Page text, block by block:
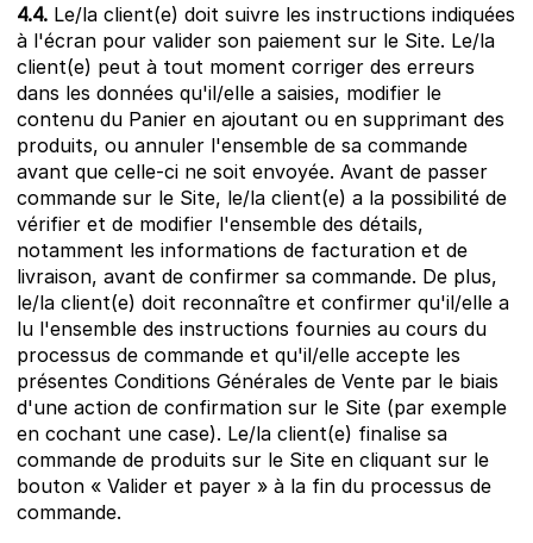
4.4. Le/la client(e) doit suivre les instructions indiquées
à l'écran pour valider son paiement sur le Site. Le/la
client(e) peut à tout moment corriger des erreurs
dans les données qu'il/elle a saisies, modifier le
contenu du Panier en ajoutant ou en supprimant des
produits, ou annuler l'ensemble de sa commande
avant que celle-ci ne soit envoyée. Avant de passer
commande sur le Site, le/la client(e) a la possibilité de
vérifier et de modifier l'ensemble des détails,
notamment les informations de facturation et de
livraison, avant de confirmer sa commande. De plus,
le/la client(e) doit reconnaître et confirmer qu'il/elle a
lu l'ensemble des instructions fournies au cours du
processus de commande et qu'il/elle accepte les
présentes Conditions Générales de Vente par le biais
d'une action de confirmation sur le Site (par exemple
en cochant une case). Le/la client(e) finalise sa
commande de produits sur le Site en cliquant sur le
bouton « Valider et payer » à la fin du processus de
commande.